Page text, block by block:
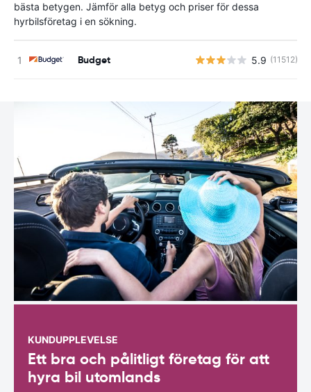
bästa betygen. Jämför alla betyg och priser för dessa
hyrbilsföretag i en sökning.
Budget 5.9 (11512)
KUNDUPPLEVELSE
Ett bra och pålitligt företag för att
hyra bil utomlands